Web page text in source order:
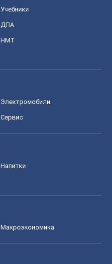
Учебники
ДПА
НМТ
Электромобили
Сервис
Напитки
Mакроэкономика